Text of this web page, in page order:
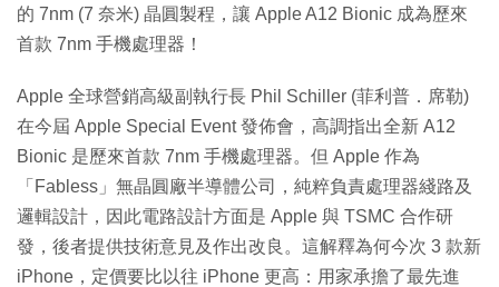
的 7nm (7 奈米) 晶圓製程，讓 Apple A12 Bionic 成為歷來
首款 7nm 手機處理器！
Apple 全球營銷高級副執行長 Phil Schiller (菲利普．席勒)
在今屆 Apple Special Event 發佈會，高調指出全新 A12
Bionic 是歷來首款 7nm 手機處理器。但 Apple 作為
「Fabless」無晶圓廠半導體公司，純粹負責處理器綫路及
邏輯設計，因此電路設計方面是 Apple 與 TSMC 合作研
發，後者提供技術意見及作出改良。這解釋為何今次 3 款新
iPhone，定價要比以往 iPhone 更高：用家承擔了最先進